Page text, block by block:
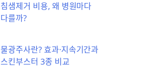
침샘제거 비용, 왜 병원마다
다를까?
물광주사란? 효과·지속기간과
스킨부스터 3종 비교